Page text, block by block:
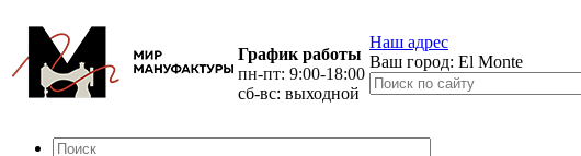
График работы
пн-пт: 9:00-18:00
сб-вс: выходной
Наш адрес
Ваш город: El Monte